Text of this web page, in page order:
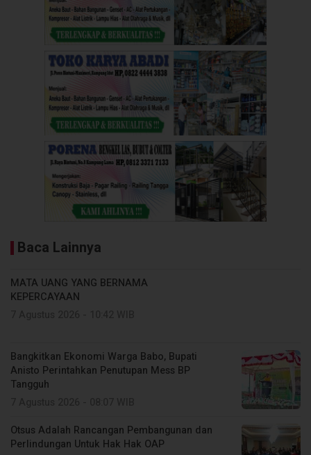
Baca Lainnya
MATA UANG YANG BERNAMA
KEPERCAYAAN
Bangkitkan Ekonomi Warga Babo, Bupati
Anisto Perintahkan Penutupan Mess BP
Tangguh
Otsus Adalah Rancangan Pembangunan dan
Perlindungan Untuk Hak Hak OAP